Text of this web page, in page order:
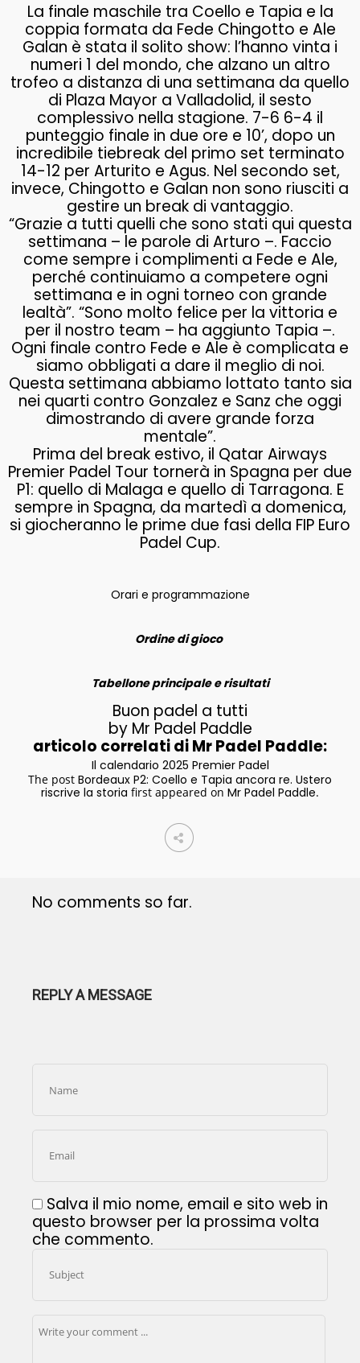
La finale maschile tra Coello e Tapia e la
coppia formata da Fede Chingotto e Ale
Galan è stata il solito show: l’hanno vinta i
numeri 1 del mondo, che alzano un altro
trofeo a distanza di una settimana da quello
di Plaza Mayor a Valladolid, il sesto
complessivo nella stagione. 7-6 6-4 il
punteggio finale in due ore e 10’, dopo un
incredibile tiebreak del primo set terminato
14-12 per Arturito e Agus. Nel secondo set,
invece, Chingotto e Galan non sono riusciti a
gestire un break di vantaggio.
“Grazie a tutti quelli che sono stati qui questa
settimana – le parole di Arturo –. Faccio
come sempre i complimenti a Fede e Ale,
perché continuiamo a competere ogni
settimana e in ogni torneo con grande
lealtà”. “Sono molto felice per la vittoria e
per il nostro team – ha aggiunto Tapia –.
Ogni finale contro Fede e Ale è complicata e
siamo obbligati a dare il meglio di noi.
Questa settimana abbiamo lottato tanto sia
nei quarti contro Gonzalez e Sanz che oggi
dimostrando di avere grande forza
mentale”.
Prima del break estivo, il Qatar Airways
Premier Padel Tour tornerà in Spagna per due
P1: quello di Malaga e quello di Tarragona. E
sempre in Spagna, da martedì a domenica,
si giocheranno le prime due fasi della FIP Euro
Padel Cup.
Orari e programmazione
Ordine di gioco
Tabellone principale e risultati
Buon padel a tutti
by Mr Padel Paddle
articolo correlati di Mr Padel Paddle:
Il calendario 2025 Premier Padel
The post Bordeaux P2: Coello e Tapia ancora re. Ustero
riscrive la storia first appeared on Mr Padel Paddle.
No comments so far.
REPLY A MESSAGE
Salva il mio nome, email e sito web in
questo browser per la prossima volta
che commento.